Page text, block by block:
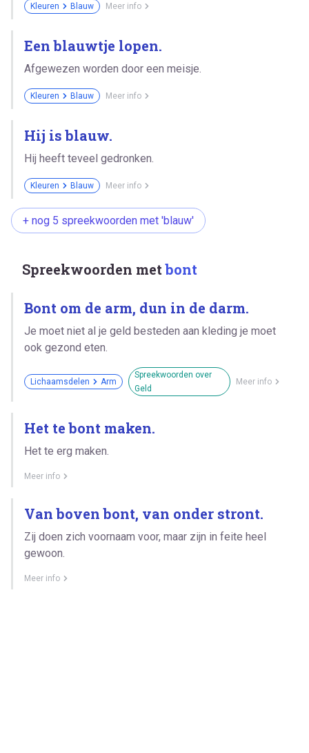
Kleuren Blauw Meer info
Een blauwtje lopen.
Afgewezen worden door een meisje.
Kleuren Blauw Meer info
Hij is blauw.
Hij heeft teveel gedronken.
Kleuren Blauw Meer info
+ nog 5 spreekwoorden met 'blauw'
Spreekwoorden metbont
Bont om de arm, dun in de darm.
Je moet niet al je geld besteden aan kleding je moet
ook gezond eten.
Lichaamsdelen Arm
Spreekwoorden over
Geld
Meer info
Het te bont maken.
Het te erg maken.
Meer info
Van boven bont, van onder stront.
Zij doen zich voornaam voor, maar zijn in feite heel
gewoon.
Meer info